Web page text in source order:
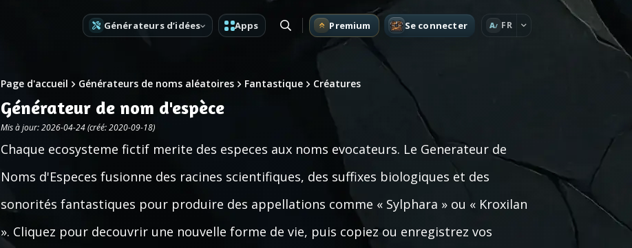
Générateurs d’idées Apps Premium Se connecter A FR
Page d'accueil Générateurs de noms aléatoires Fantastique Créatures
Générateur de nom d'espèce
Mis à jour: 2026-04-24 (créé: 2020-09-18)
Chaque ecosysteme fictif merite des especes aux noms evocateurs. Le Generateur de
Noms d'Especes fusionne des racines scientifiques, des suffixes biologiques et des
sonorités fantastiques pour produire des appellations comme « Sylphara » ou « Kroxilan
». Cliquez pour decouvrir une nouvelle forme de vie, puis copiez ou enregistrez vos